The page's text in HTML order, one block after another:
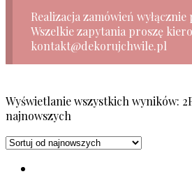
Realizacja zamówień
Wszelkie zapytania proszę
kontakt@dekorujchwile.pl
Wyświetlanie wszystkich wyników: 2
najnowszych